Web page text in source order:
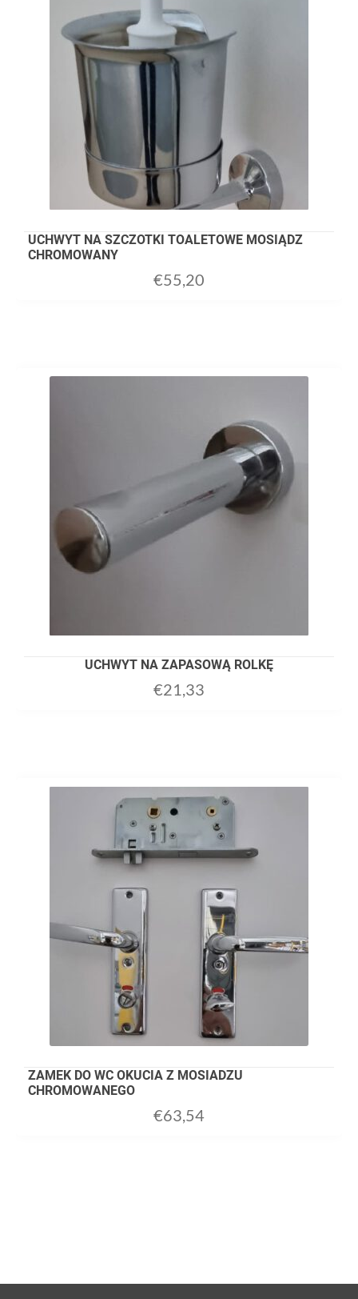
UCHWYT NA SZCZOTKI TOALETOWE MOSIĄDZ
CHROMOWANY
€55,20
UCHWYT NA ZAPASOWĄ ROLKĘ
€21,33
ZAMEK DO WC OKUCIA Z MOSIADZU
CHROMOWANEGO
€63,54